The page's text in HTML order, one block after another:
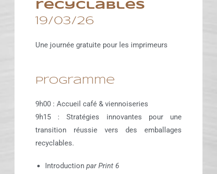
recyclables
19/03/26
Une journée gratuite pour les imprimeurs
Programme
9h00 : Accueil café & viennoiseries
9h15 : Stratégies innovantes pour une
transition réussie vers des emballages
recyclables.
Introduction par Print 6